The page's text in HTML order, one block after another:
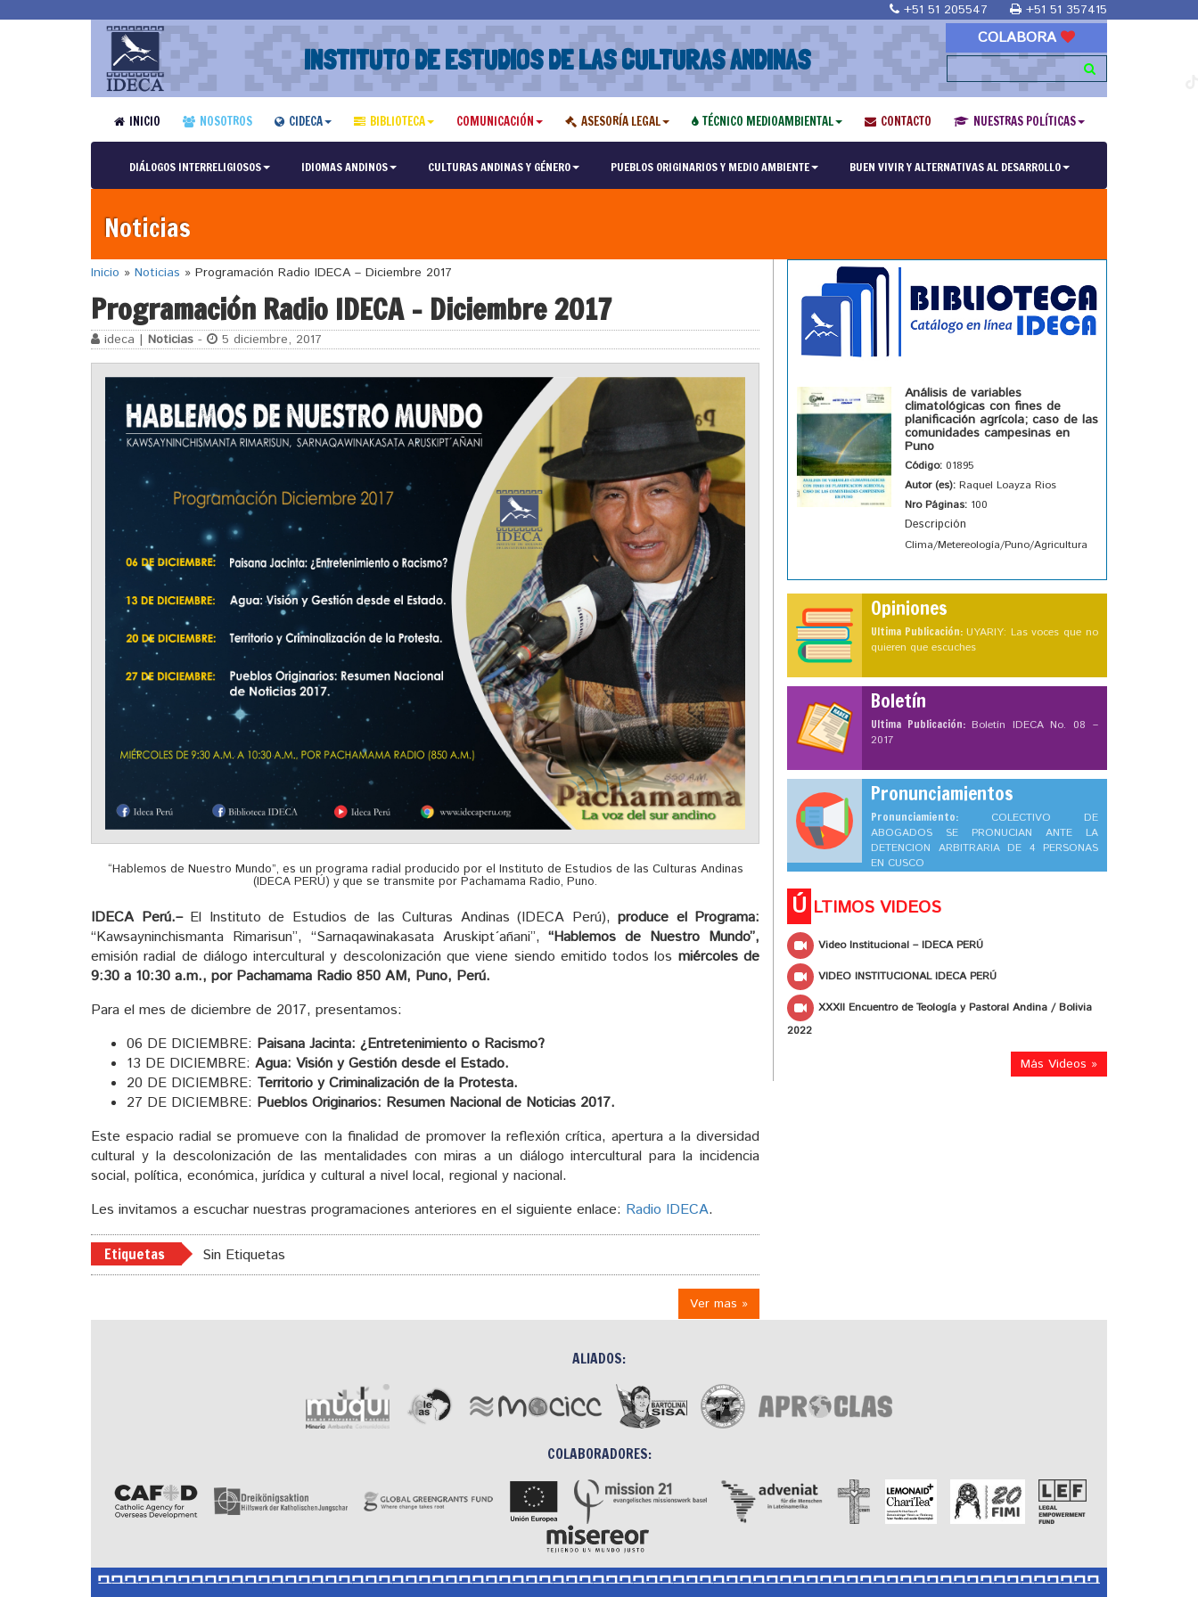
+51 51 205547 +51 51 357415
INSTITUTO DE ESTUDIOS DE LAS CULTURAS ANDINAS
COLABORA
INICIO NOSOTROS CIDECA BIBLIOTECA COMUNICACIÓN ASESORÍA LEGAL TÉCNICO MEDIOAMBIENTAL CONTACTO NUESTRAS POLÍTICAS
DIÁLOGOS INTERRELIGIOSOS IDIOMAS ANDINOS CULTURAS ANDINAS Y GÉNERO PUEBLOS ORIGINARIOS Y MEDIO AMBIENTE BUEN VIVIR Y ALTERNATIVAS AL DESARROLLO
Noticias
Inicio » Noticias » Programación Radio IDECA – Diciembre 2017
Programación Radio IDECA – Diciembre 2017
ideca | Noticias - 5 diciembre, 2017
“Hablemos de Nuestro Mundo”, es un programa radial producido por el Instituto de Estudios de las Culturas Andinas
(IDECA PERÚ) y que se transmite por Pachamama Radio, Puno.
IDECA Perú.–El Instituto de Estudios de las Culturas Andinas (IDECA Perú), produce el Programa:
“Kawsayninchismanta Rimarisun”, “Sarnaqawinakasata Aruskipt´añani”,“Hablemos de Nuestro Mundo”,
emisión radial de diálogo intercultural y descolonización que viene siendo emitido todos los miércoles de
9:30 a 10:30 a.m., por Pachamama Radio 850 AM, Puno, Perú.
Para el mes de diciembre de 2017, presentamos:
06 DE DICIEMBRE: Paisana Jacinta: ¿Entretenimiento o Racismo?
13 DE DICIEMBRE: Agua: Visión y Gestión desde el Estado.
20 DE DICIEMBRE: Territorio y Criminalización de la Protesta.
27 DE DICIEMBRE: Pueblos Originarios: Resumen Nacional de Noticias 2017.
Este espacio radial se promueve con la finalidad de promover la reflexión crítica, apertura a la diversidad
cultural y la descolonización de las mentalidades con miras a un diálogo intercultural para la incidencia
social, política, económica, jurídica y cultural a nivel local, regional y nacional.
Les invitamos a escuchar nuestras programaciones anteriores en el siguiente enlace: Radio IDECA.
Etiquetas Sin Etiquetas
Ver mas »
Análisis de variables
climatológicas con fines de
planificación agrícola; caso de las
comunidades campesinas en
Puno
Código: 01895
Autor (es): Raquel Loayza Rios
Nro Páginas: 100
Descripción
Clima/Metereología/Puno/Agricultura
Opiniones
Ultima Publicación: UYARIY: Las voces que no
quieren que escuches
Boletín
Ultima Publicación: Boletín IDECA No. 08 –
2017
Pronunciamientos
Pronunciamiento: COLECTIVO DE
ABOGADOS SE PRONUCIAN ANTE LA
DETENCION ARBITRARIA DE 4 PERSONAS
EN CUSCO
Ú LTIMOS VIDEOS
Video Institucional – IDECA PERÚ
VIDEO INSTITUCIONAL IDECA PERÚ
XXXII Encuentro de Teología y Pastoral Andina / Bolivia
2022
Más Videos »
ALIADOS:
COLABORADORES: